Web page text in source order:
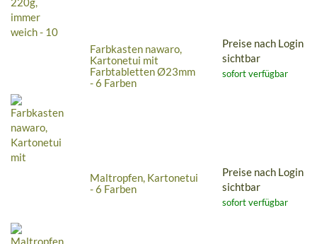
Farbkasten nawaro,
Kartonetui mit
Farbtabletten Ø23mm
- 6 Farben
Preise nach Login
sichtbar
sofort verfügbar
Maltropfen, Kartonetui
- 6 Farben
Preise nach Login
sichtbar
sofort verfügbar